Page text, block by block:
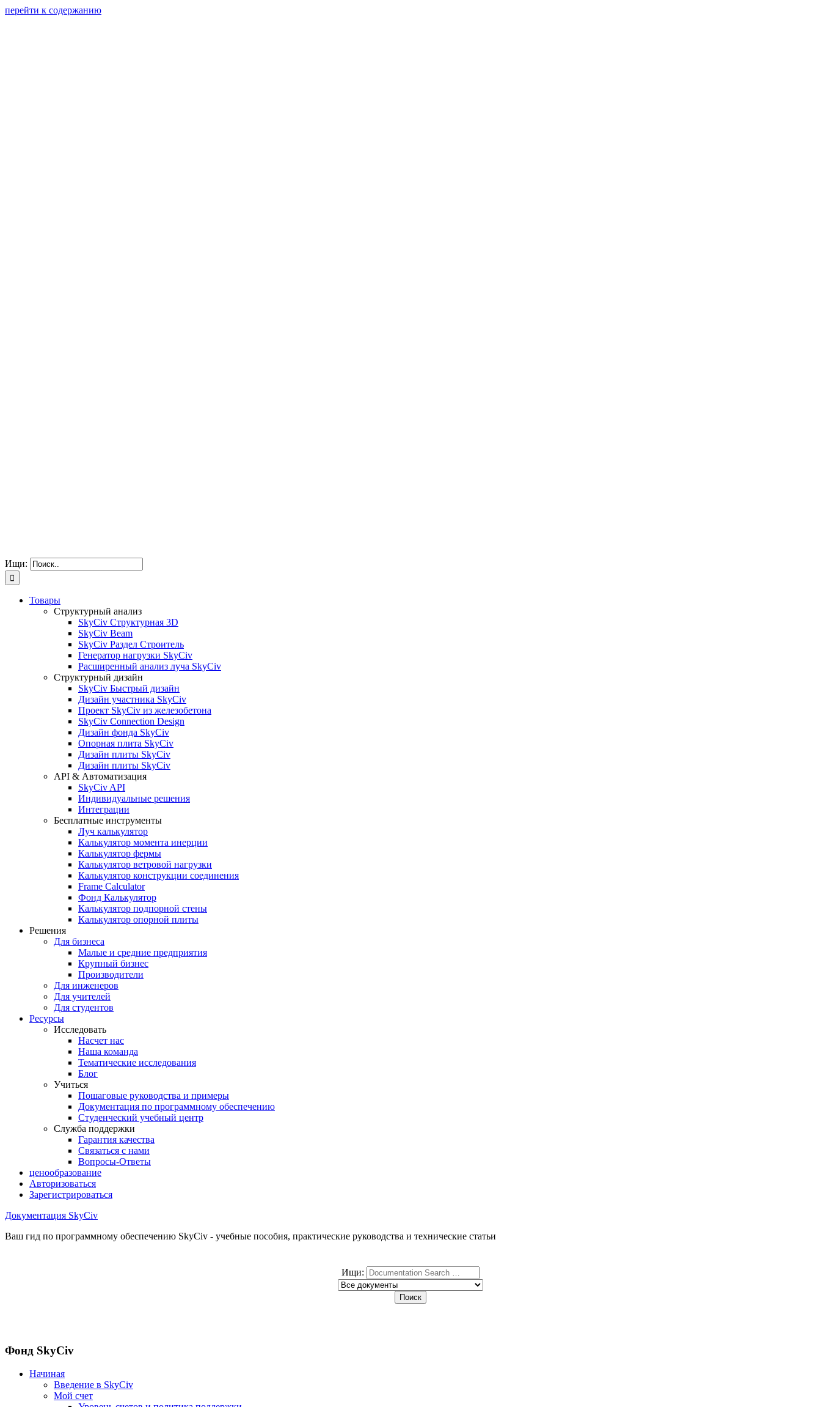
перейти к содержанию
Ищи:
Товары
Структурный анализ
SkyCiv Структурная 3D
SkyCiv Beam
SkyCiv Раздел Строитель
Генератор нагрузки SkyCiv
Расширенный анализ луча SkyCiv
Структурный дизайн
SkyCiv Быстрый дизайн
Дизайн участника SkyCiv
Проект SkyCiv из железобетона
SkyCiv Connection Design
Дизайн фонда SkyCiv
Опорная плита SkyCiv
Дизайн плиты SkyCiv
Дизайн плиты SkyCiv
API & Автоматизация
SkyCiv API
Индивидуальные решения
Интеграции
Бесплатные инструменты
Луч калькулятор
Калькулятор момента инерции
Калькулятор фермы
Калькулятор ветровой нагрузки
Калькулятор конструкции соединения
Frame Calculator
Фонд Калькулятор
Калькулятор подпорной стены
Калькулятор опорной плиты
Решения
Для бизнеса
Малые и средние предприятия
Крупный бизнес
Производители
Для инженеров
Для учителей
Для студентов
Ресурсы
Исследовать
Насчет нас
Наша команда
Тематические исследования
Блог
Учиться
Пошаговые руководства и примеры
Документация по программному обеспечению
Студенческий учебный центр
Служба поддержки
Гарантия качества
Связаться с нами
Вопросы-Ответы
ценообразование
Авторизоваться
Зарегистрироваться
Документация SkyCiv
Ваш гид по программному обеспечению SkyCiv - учебные пособия, практические руководства и технические статьи
Ищи:
Фонд SkyCiv
Начиная
Введение в SkyCiv
Мой счет